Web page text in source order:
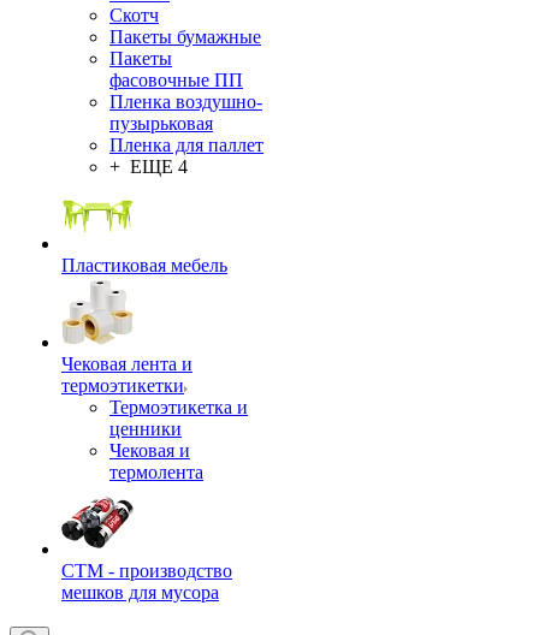
Скотч
Пакеты бумажные
Пакеты
фасовочные ПП
Пленка воздушно-
пузырьковая
Пленка для паллет
+ ЕЩЕ 4
Пластиковая мебель
Чековая лента и
термоэтикетки
Термоэтикетка и
ценники
Чековая и
термолента
СТМ - производство
мешков для мусора